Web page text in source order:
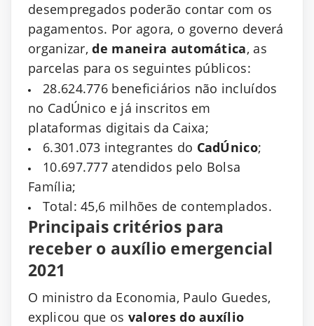
desempregados poderão contar com os
pagamentos. Por agora, o governo deverá
organizar,de maneira automática, as
parcelas para os seguintes públicos:
28.624.776 beneficiários não incluídos
no CadÚnico e já inscritos em
plataformas digitais da Caixa;
6.301.073 integrantes do CadÚnico;
10.697.777 atendidos pelo Bolsa
Família;
Total: 45,6 milhões de contemplados.
Principais critérios para
receber o auxílio emergencial
2021
O ministro da Economia, Paulo Guedes,
explicou que os valores do auxílio